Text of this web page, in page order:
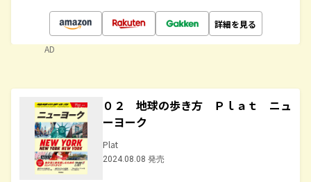
詳細を見る
AD
０２ 地球の歩き方 Ｐｌａｔ ニュ
ーヨーク
Plat
2024.08.08 発売